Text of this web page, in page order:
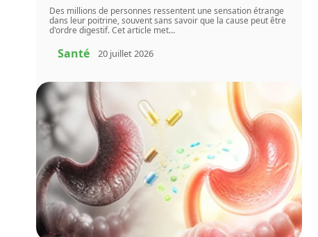
Des millions de personnes ressentent une sensation étrange
dans leur poitrine, souvent sans savoir que la cause peut être
d'ordre digestif. Cet article met…
Santé 20 juillet 2026